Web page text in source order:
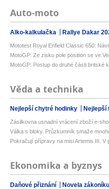
Auto-moto
Alko-kalkulačka Rallye Dakar
Mototest Royal Enfield Classic 650:
MotoGP: Ze zisku pole position se ve
MotoGP: Postup do druhé části britské
Věda a technika
Nejlepší chytré hodinky Nejlepší
Zásilkovna usnadní vrácení zboží e-
Válka s bloky. Průzkumník smaže
Pokračují přípravy na misi Artemis III.
Ekonomika a byznys
Daňové přiznání Novela